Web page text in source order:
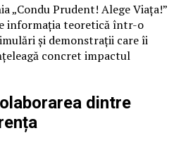
„Condu Prudent! Alege Viața!”
informația teoretică într-o
și demonstrații care îi
concret impactul
dintre